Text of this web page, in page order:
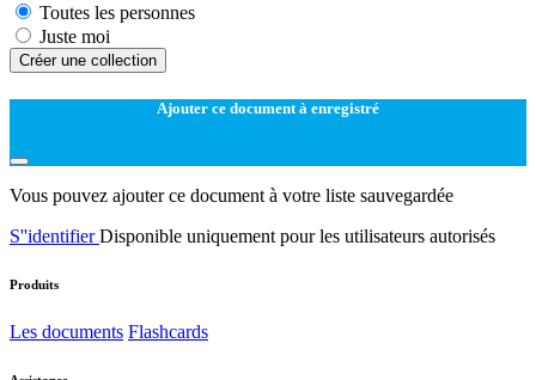
Toutes les personnes
Juste moi
Créer une collection
Ajouter ce document à enregistré
Vous pouvez ajouter ce document à votre liste sauvegardée
S''identifierDisponible uniquement pour les utilisateurs autorisés
Produits
Les documents Flashcards